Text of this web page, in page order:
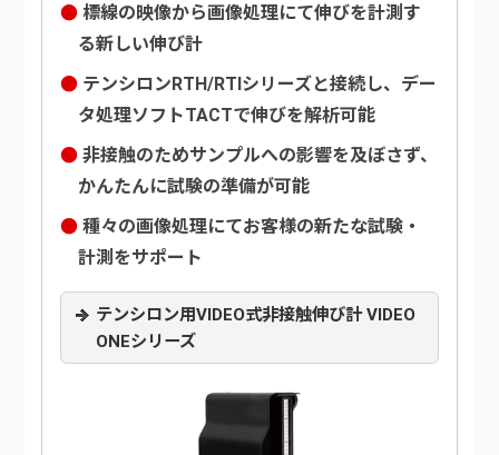
標線の映像から画像処理にて伸びを計測す
る新しい伸び計
テンシロンRTH/RTIシリーズと接続し、デー
タ処理ソフトTACTで伸びを解析可能
非接触のためサンプルへの影響を及ぼさず、
かんたんに試験の準備が可能
種々の画像処理にてお客様の新たな試験・
計測をサポート
テンシロン用VIDEO式非接触伸び計 VIDEO
ONEシリーズ